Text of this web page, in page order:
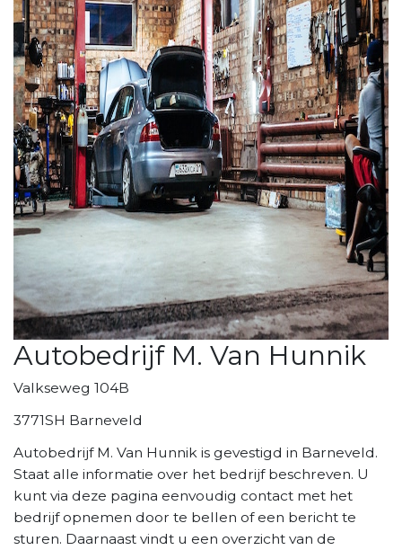
Autobedrijf M. Van Hunnik
Valkseweg 104B
3771SH Barneveld
Autobedrijf M. Van Hunnik is gevestigd in Barneveld.
Staat alle informatie over het bedrijf beschreven. U
kunt via deze pagina eenvoudig contact met het
bedrijf opnemen door te bellen of een bericht te
sturen. Daarnaast vindt u een overzicht van de